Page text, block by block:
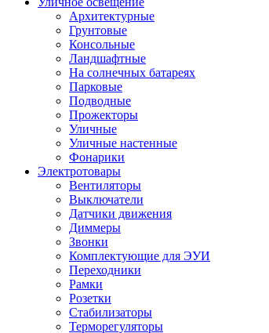
Архитектурные
Грунтовые
Консольные
Ландшафтные
На солнечных батареях
Парковые
Подводные
Прожекторы
Уличные
Уличные настенные
Фонарики
Электротовары
Вентиляторы
Выключатели
Датчики движения
Диммеры
Звонки
Комплектующие для ЭУИ
Переходники
Рамки
Розетки
Стабилизаторы
Терморегуляторы